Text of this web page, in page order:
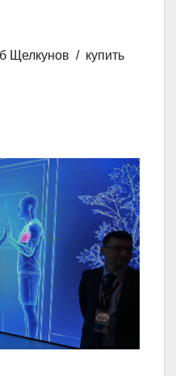
Щелкунов / купить